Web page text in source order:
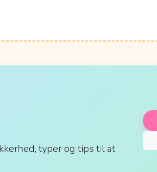
typer og tips til at